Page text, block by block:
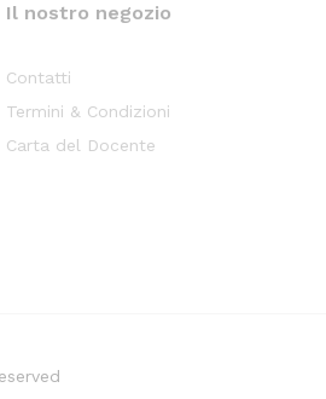
Il nostro negozio
Contatti
Termini & Condizioni
Carta del Docente